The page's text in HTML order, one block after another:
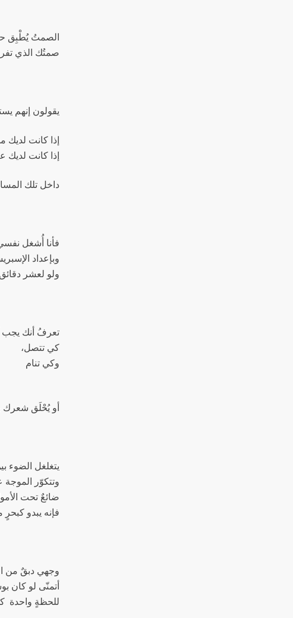
الصمتُ يُطْبِق
صمتُك الذي
يقولون إنهم
إذا كانت لديك
إذا كانت لديك
داخل تلك
فأنا أُشغل نفسي
وبإعداد
ولو لعشر
تعرفُ أنك
كي تتصل،
وكي تنام
أو يُحْلَق
يتغلغل الضوء
وتتكوّر
ضائعٌ تحت
فإنه يبدو كبحرٍ
وجهي دبقٌ من
أتمنّى لو
للحظةٍ واحدة